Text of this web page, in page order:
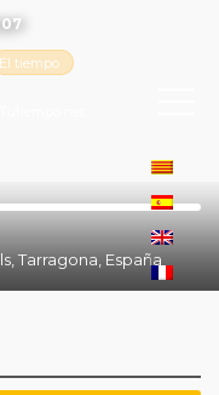
El tiempo
Tarragona, España